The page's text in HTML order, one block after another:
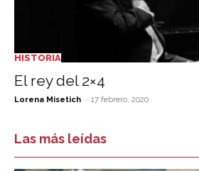
HISTORIA
El rey del 2×4
Lorena Misetich - 17 febrero, 2020
Las más leídas